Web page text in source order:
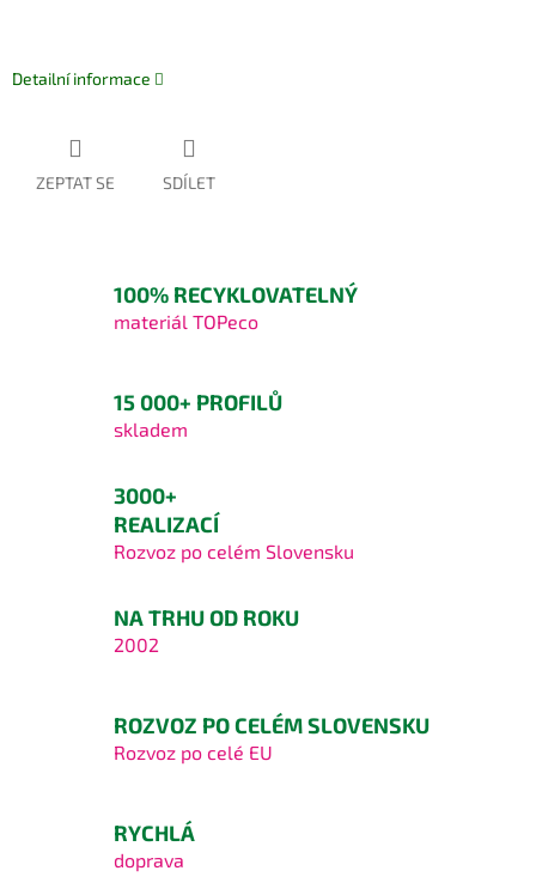
Detailní informace
ZEPTAT SE SDÍLET
100% RECYKLOVATELNÝ
materiál TOPeco
15 000+ PROFILŮ
skladem
3000+
REALIZACÍ
Rozvoz po celém Slovensku
NA TRHU OD ROKU
2002
ROZVOZ PO CELÉM SLOVENSKU
Rozvoz po celé EU
RYCHLÁ
doprava